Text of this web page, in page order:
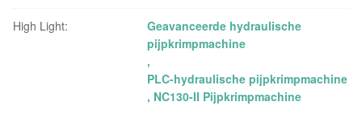
High Light:
Geavanceerde hydraulische
pijpkrimpmachine
,
PLC-hydraulische pijpkrimpmachine
, NC130-II Pijpkrimpmachine